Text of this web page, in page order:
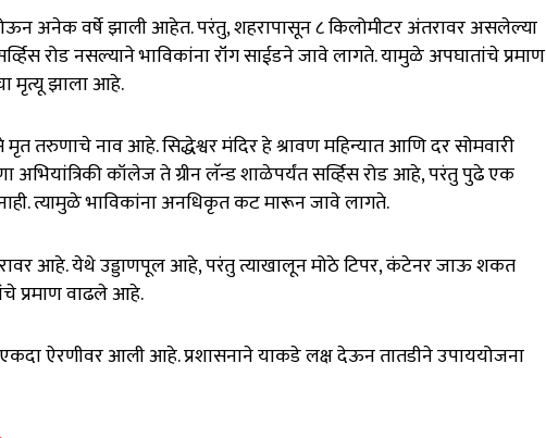
अनेक वर्षे झाली आहेत. परंतु, शहरापासून ८ किलोमीटर अंतरावर असलेल्या
रोड नसल्याने भाविकांना रॉंग साईडने जावे लागते. यामुळे अपघातांचे प्रमाण
मृत्यू झाला आहे.
मृत तरुणाचे नाव आहे. सिद्धेश्वर मंदिर हे श्रावण महिन्यात आणि दर सोमवारी
कॉलेज ते ग्रीन लॅन्ड शाळेपर्यंत सर्व्हिस रोड आहे, परंतु पुढे एक
त्यामुळे भाविकांना अनधिकृत कट मारून जावे लागते.
आहे. येथे उड्डाणपूल आहे, परंतु त्याखालून मोठे टिपर, कंटेनर जाऊ शकत
प्रमाण वाढले आहे.
एकदा ऐरणीवर आली आहे. प्रशासनाने याकडे लक्ष देऊन तातडीने उपाययोजना